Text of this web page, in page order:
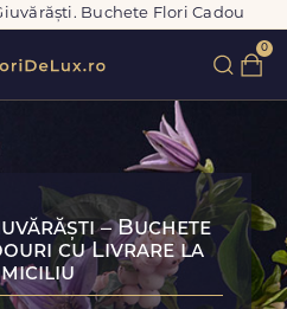
Buchete Flori Cadou
0
– Buchete
cu Livrare la